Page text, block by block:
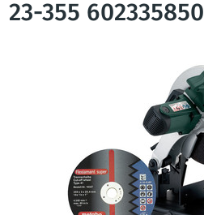
23-355 602335850